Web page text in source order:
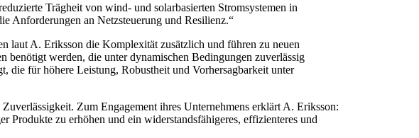
Trägheit von wind- und solarbasierten Stromsystemen in
Anforderungen an Netzsteuerung und Resilienz.“
laut A. Eriksson die Komplexität zusätzlich und führen zu neuen
werden, die unter dynamischen Bedingungen zuverlässig
die für höhere Leistung, Robustheit und Vorhersagbarkeit unter
Zum Engagement ihres Unternehmens erklärt A. Eriksson:
Produkte zu erhöhen und ein widerstandsfähigeres, effizienteres und